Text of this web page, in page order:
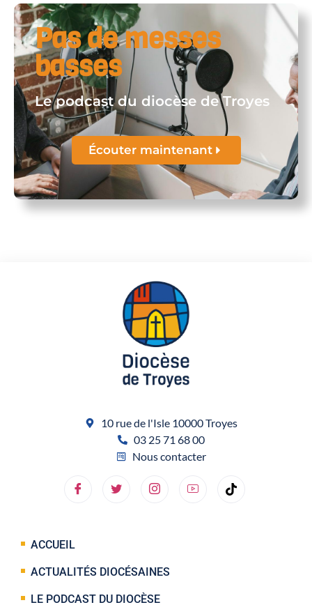
Pas de messes
basses
Le podcast du diocèse de Troyes
Écouter maintenant
10 rue de l'Isle 10000 Troyes
03 25 71 68 00
Nous contacter
ACCUEIL
ACTUALITÉS DIOCÉSAINES
LE PODCAST DU DIOCÈSE